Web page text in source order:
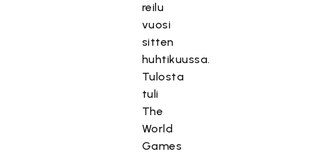
reilu
vuosi
sitten
huhtikuussa.
Tulosta
tuli
The
World
Games